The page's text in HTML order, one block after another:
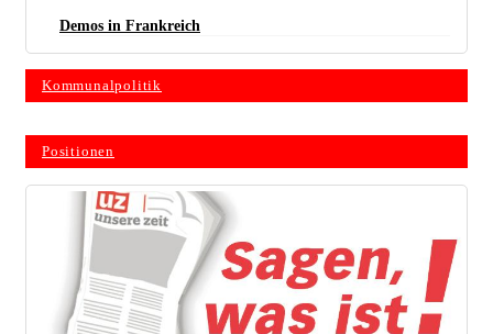
Demos in Frankreich
Kommunalpolitik
Positionen